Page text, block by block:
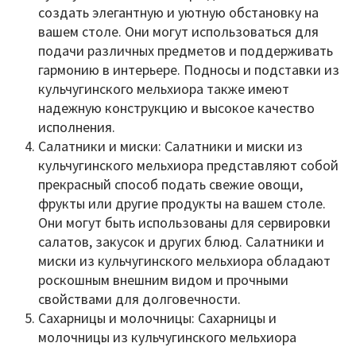
создать элегантную и уютную обстановку на
вашем столе. Они могут использоваться для
подачи различных предметов и поддерживать
гармонию в интерьере. Подносы и подставки из
кульчугинского мельхиора также имеют
надежную конструкцию и высокое качество
исполнения.
Салатники и миски: Салатники и миски из
кульчугинского мельхиора представляют собой
прекрасный способ подать свежие овощи,
фрукты или другие продукты на вашем столе.
Они могут быть использованы для сервировки
салатов, закусок и других блюд. Салатники и
миски из кульчугинского мельхиора обладают
роскошным внешним видом и прочными
свойствами для долговечности.
Сахарницы и молочницы: Сахарницы и
молочницы из кульчугинского мельхиора